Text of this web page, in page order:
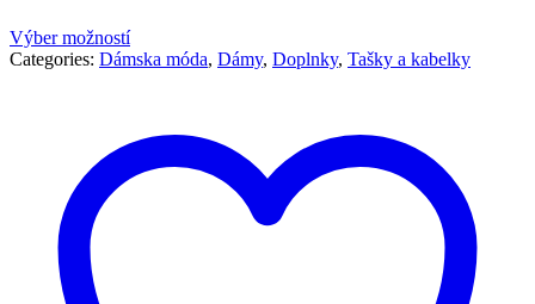
Výber možností
Categories: Dámska móda, Dámy, Doplnky, Tašky a kabelky